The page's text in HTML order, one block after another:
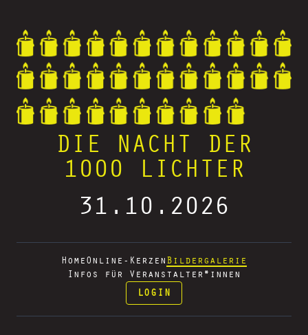
DIE NACHT DER
1000 LICHTER
31.10.2026
Home Online-Kerzen Bildergalerie
Infos für Veranstalter*innen
LOGIN